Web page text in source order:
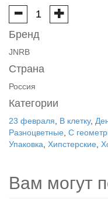
Бренд
JNRB
Страна
Россия
Категории
23 февраля В клетку,
Разноцветные С
Упаковка
Хипстерские
Вам могут